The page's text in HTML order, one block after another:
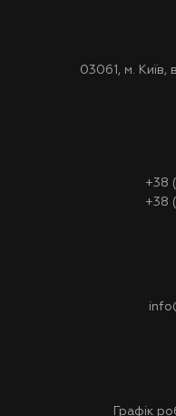
03061, м.
+38
+38
Графік